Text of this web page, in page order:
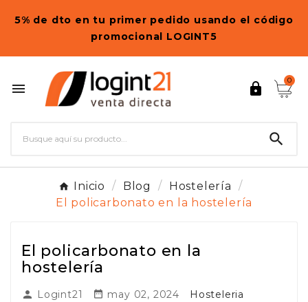
5% de dto en tu primer pedido usando el código
promocional LOGINT5
 
0

Inicio Blog
Hostelería
El policarbonato en la hostelería
El policarbonato en la
hostelería
 Logint21  may 02, 2024
Hosteleria